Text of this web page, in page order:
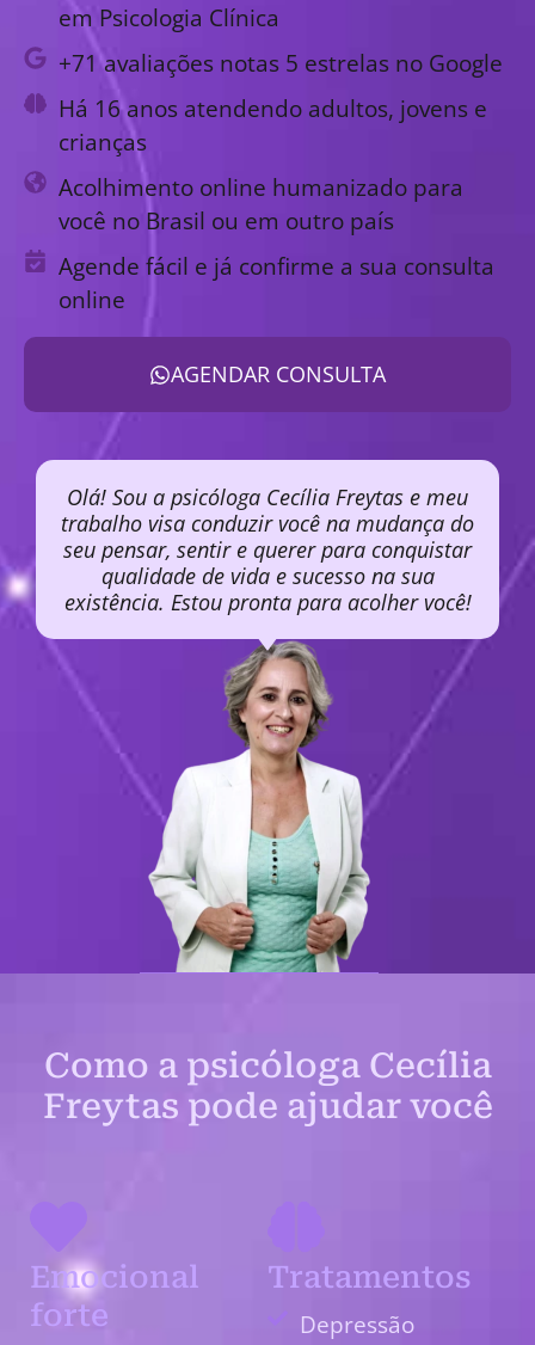
em Psicologia Clínica
+71 avaliações notas 5 estrelas no Google
Há 16 anos atendendo adultos, jovens e
crianças
Acolhimento online humanizado para
você no Brasil ou em outro país
Agende fácil e já confirme a sua consulta
online
AGENDAR CONSULTA
Olá! Sou a psicóloga Cecília Freytas e meu
trabalho visa conduzir você na mudança do
seu pensar, sentir e querer para conquistar
qualidade de vida e sucesso na sua
existência. Estou pronta para acolher você!
Como a psicóloga Cecília
Freytas pode ajudar você
Emocional
forte
Tratamentos
Depressão